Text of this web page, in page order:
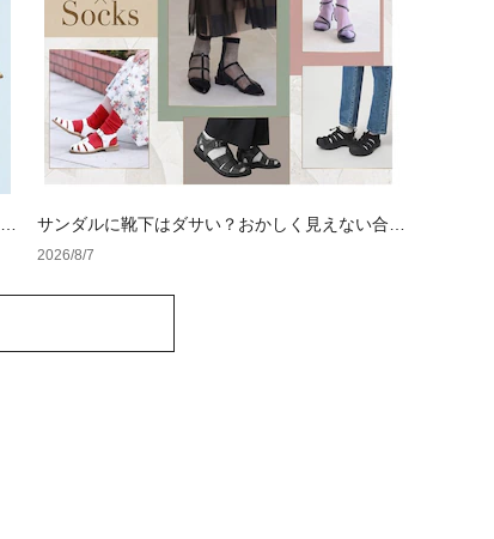
サンダルに靴下はダサい？おかしく見えない合わ
せ方の黄金法則と男女別おすすめコーデ
2026/8/7